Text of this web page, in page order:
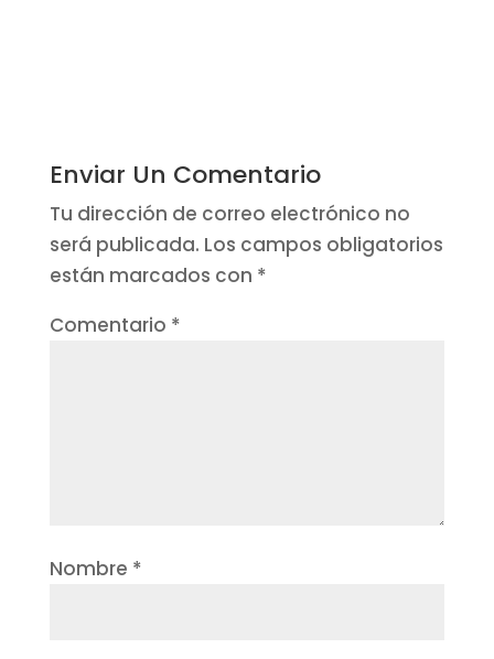
Enviar Un Comentario
Tu dirección de correo electrónico no
será publicada. Los campos obligatorios
están marcados con *
Comentario *
Nombre *